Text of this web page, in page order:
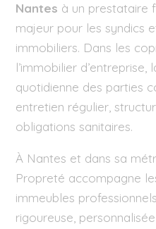
Nantes à un prestataire
majeur pour les syndics
immobiliers. Dans les
l’immobilier
quotidienne des parties
entretien régulier,
obligations sanitaires.
À Nantes et dans sa
Propreté accompagne
immeubles
rigoureuse,